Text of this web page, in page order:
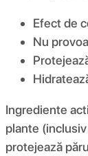
Efect de
Nu
Ingrediente
plante
protejează